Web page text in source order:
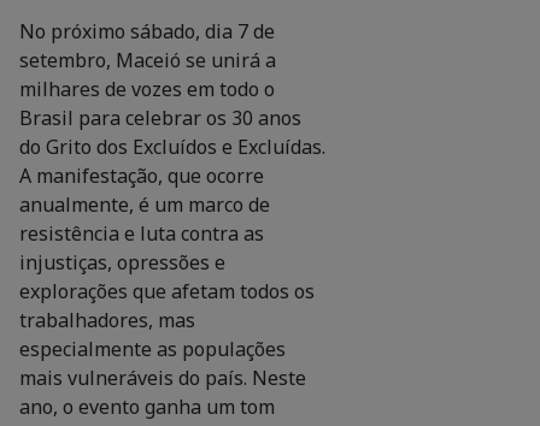
No próximo sábado, dia 7 de
setembro, Maceió se unirá a
milhares de vozes em todo o
Brasil para celebrar os 30 anos
do Grito dos Excluídos e Excluídas.
A manifestação, que ocorre
anualmente, é um marco de
resistência e luta contra as
injustiças, opressões e
explorações que afetam todos os
trabalhadores, mas
especialmente as populações
mais vulneráveis do país. Neste
ano, o evento ganha um tom